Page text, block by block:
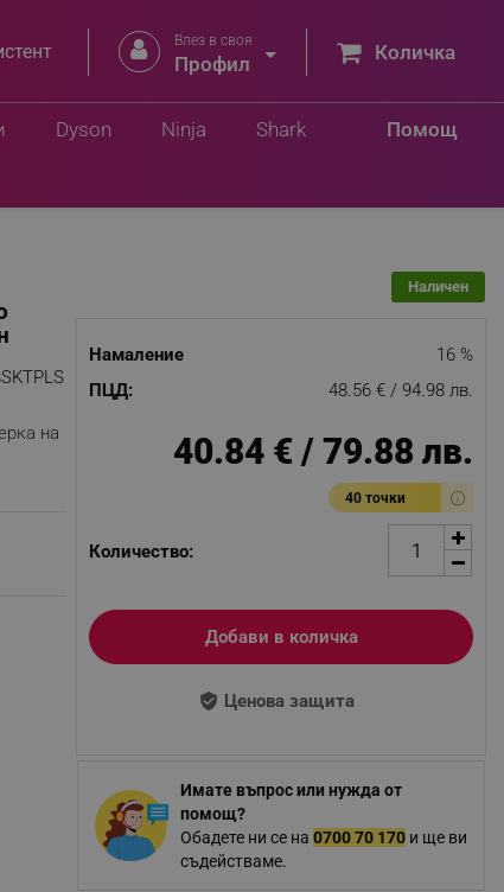
 Влез в своя
Профил  Количка
Помощ
Dyson Ninja Shark
на
Наличен
Намаление
16 %
ПЦД:
48.56 € / 94.98 лв.
40.84 € / 79.88 лв.
40 точки
Количество:
Добави в количка
Ценова защита
Имате въпрос или нужда от
помощ?
Обадете ни се на 0700 70 170и ще ви
съдействаме.
Добави в количка